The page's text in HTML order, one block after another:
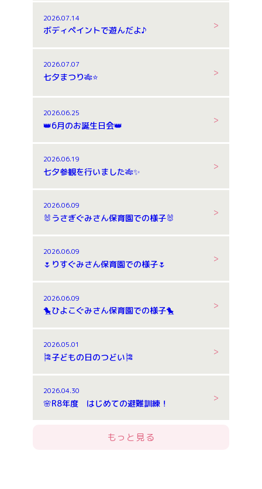
2026.07.14
ボディペイントで遊んだよ♪
2026.07.07
七夕まつり🎋⭐
2026.06.25
👑6月のお誕生日会👑
2026.06.19
七夕参観を行いました🎋✨
2026.06.09
🐰うさぎぐみさん保育園での様子🐰
2026.06.09
🌷りすぐみさん保育園での様子🌷
2026.06.09
🐤ひよこぐみさん保育園での様子🐤
2026.05.01
🎏子どもの日のつどい🎏
2026.04.30
🌸R8年度 はじめての避難訓練！
もっと見る